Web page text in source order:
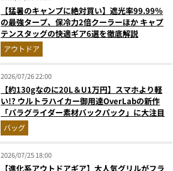
【猛暑のキャンプに絶対買い】遮光率99.99％
の最強タープ、保冷力2倍クーラーほか キャプ
テンスタッグの快適ギア6選を徹底解説
アウトドア
2026/07/26 22:00
【約130gなのに20L＆U1万円】スマホより軽
い!? ウルトラハイカー御用達OverLabの新作
「パラグライダー素材バックパック」に大注目
バッグ
2026/07/25 18:00
【進化系アウトドアギア】大人気グリルがフラ